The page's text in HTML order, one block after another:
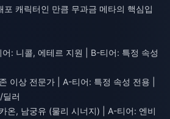
포 캐릭터인 만큼 무과금 메타의 핵심입
: 니콜, 에테르 지원 | B-티어: 특정 속성
이상 전문가 | A-티어: 특정 속성 전용 |
러
온, 남궁유 (물리 시너지) | A-티어: 엔비